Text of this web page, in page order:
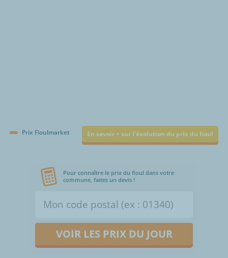
Prix Fioulmarket En savoir + sur l'évolution du prix du fioul
Pour connaître le prix du fioul dans votre
commune, faites un devis !
VOIR LES PRIX DU JOUR